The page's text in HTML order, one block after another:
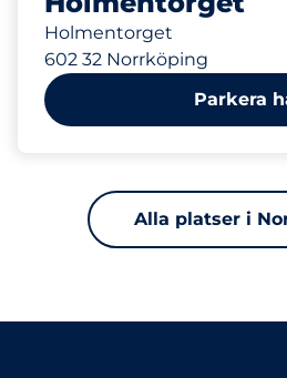
Holmentorget
602 32 Norrköping
Parkera
Alla platser i